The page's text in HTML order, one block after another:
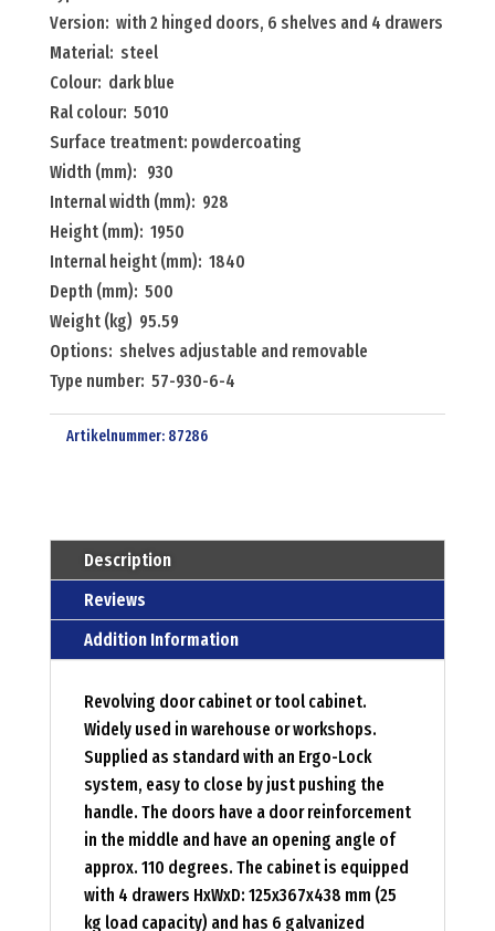
doors,
6
shelves
and
4
drawers
Menge
Version: with 2 hinged doors, 6 shelves and 4 drawers
Material: steel
Colour: dark blue
Ral colour: 5010
Surface treatment: powdercoating
Width (mm): 930
Internal width (mm): 928
Height (mm): 1950
Internal height (mm): 1840
Depth (mm): 500
Weight (kg) 95.59
Options: shelves adjustable and removable
Type number: 57-930-6-4
Artikelnummer: 87286
Description
Reviews
Addition Information
Revolving door cabinet or tool cabinet.
Widely used in warehouse or workshops.
Supplied as standard with an Ergo-Lock
system, easy to close by just pushing the
handle. The doors have a door reinforcement
in the middle and have an opening angle of
approx. 110 degrees. The cabinet is equipped
with 4 drawers HxWxD: 125x367x438 mm (25
kg load capacity) and has 6 galvanized